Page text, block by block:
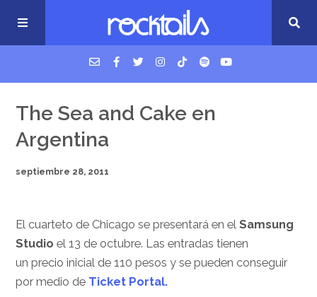
USM Podcast
Cigarrillos en la cama
The Sea and Cake en
Argentina
septiembre 28, 2011
El cuarteto de Chicago se presentará en elSamsung
Studio el 13 de octubre. Las entradas tienen
un precio inicial de 110 pesos y se pueden conseguir
por medio de Ticket Portal.